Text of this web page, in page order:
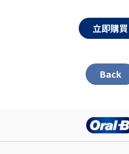
立即購買
Back